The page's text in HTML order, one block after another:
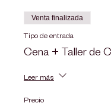
Venta finalizada
Tipo de entrada
Cena + Taller de
Leer más
Precio